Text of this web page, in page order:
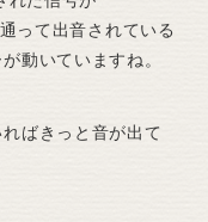
って出音されている
動いていますね。
ばきっと音が出て